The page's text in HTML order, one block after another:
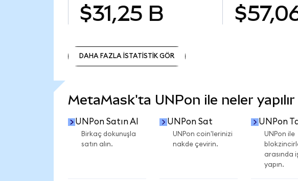
$31,25 B
DAHA FAZLA İSTATİSTİK GÖR
MetaMask'ta UNPon ile neler yapılır
UNPon Satın Al
Birkaç dokunuşla
satın alın.
UNPon Sat
UNPon coin'lerinizi
nakde çevirin.
UNPon
UNPon ile
arasında
yapın.